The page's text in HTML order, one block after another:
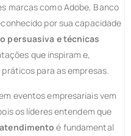
marcas como Adobe, Banco
por sua capacidade
persuasiva e técnicas
que inspiram e,
para as empresas.
eventos empresariais vem
os líderes entendem que
é fundamental